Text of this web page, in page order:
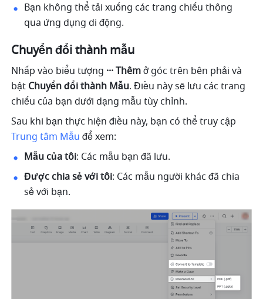
Bạn không thể tải xuống các trang chiếu thông
qua ứng dụng di động.
Chuyển đổi thành mẫu
Nhấp vào biểu tượng ··· Thêm ở góc trên bên phải và
bật Chuyển đổi thành Mẫu. Điều này sẽ lưu các trang
chiếu của bạn dưới dạng mẫu tùy chỉnh.
Trung tâm Mẫu để xem:
Mẫu của tôi: Các mẫu bạn đã lưu.
Được chia sẻ với tôi: Các mẫu người khác đã chia
sẻ với bạn.